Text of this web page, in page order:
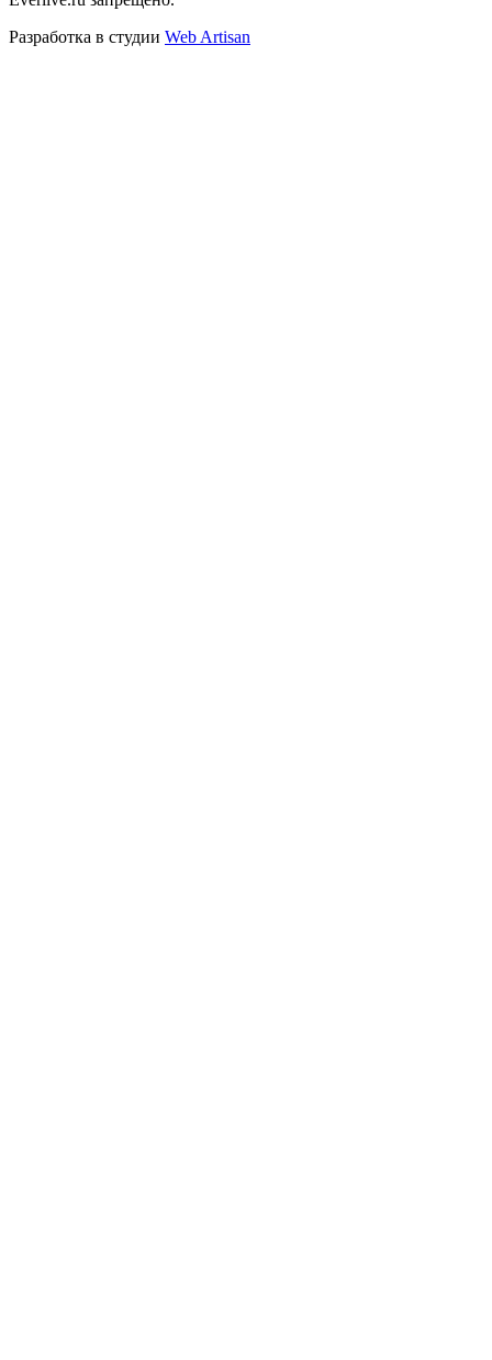
Разработка в студии Web Artisan